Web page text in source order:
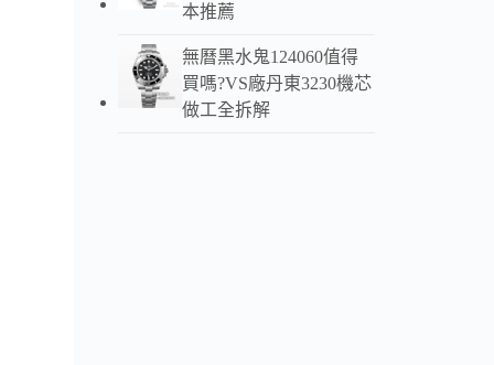
本推薦
無曆黑水鬼124060值得
買嗎?VS廠丹東3230機芯
做工全拆解